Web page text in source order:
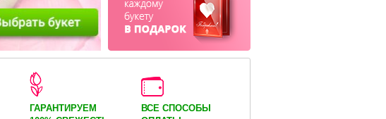
ГАРАНТИРУЕМ
ВСЕ СПОСОБЫ